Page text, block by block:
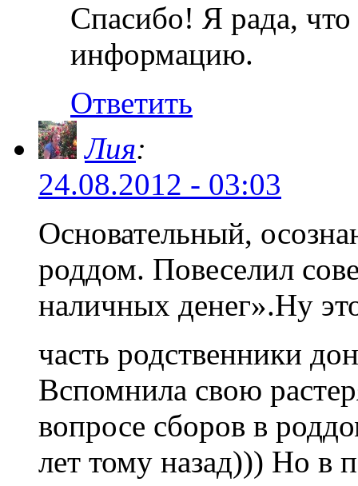
Спасибо! Я рада,
информацию.
Ответить
Лия:
24.08.2012 - 03:03
Основательный,
роддом. Повеселил
наличных денег».Ну
часть родственники
Вспомнила свою
вопросе сборов в
лет тому назад))) Но в